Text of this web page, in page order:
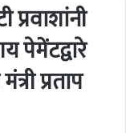
प्रवाशांनी
पेमेंटद्वारे
प्रताप